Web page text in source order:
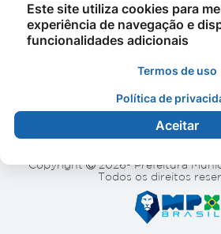
Finanças
Indústria, Comércio,
Tecnologia
Obras Públicas,
Saúde
Copyright
2026- Prefeitura
Todos os direitos
Este site utiliza cookies para
experiência de navegação e
funcionalidades adicionais
Termos de uso
Política de
Aceitar